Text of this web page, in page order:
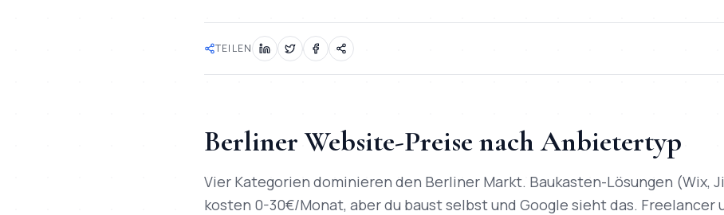
TEILEN
Berliner Website-Preise nach Anbietertyp
Vier Kategorien dominieren den Berliner Markt. Baukasten-Lösungen (Wix,
kosten 0-30€/Monat, aber du baust selbst und Google sieht das. Freelancer